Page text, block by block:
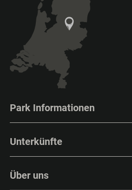
Park Informationen
Unterkünfte
Über uns